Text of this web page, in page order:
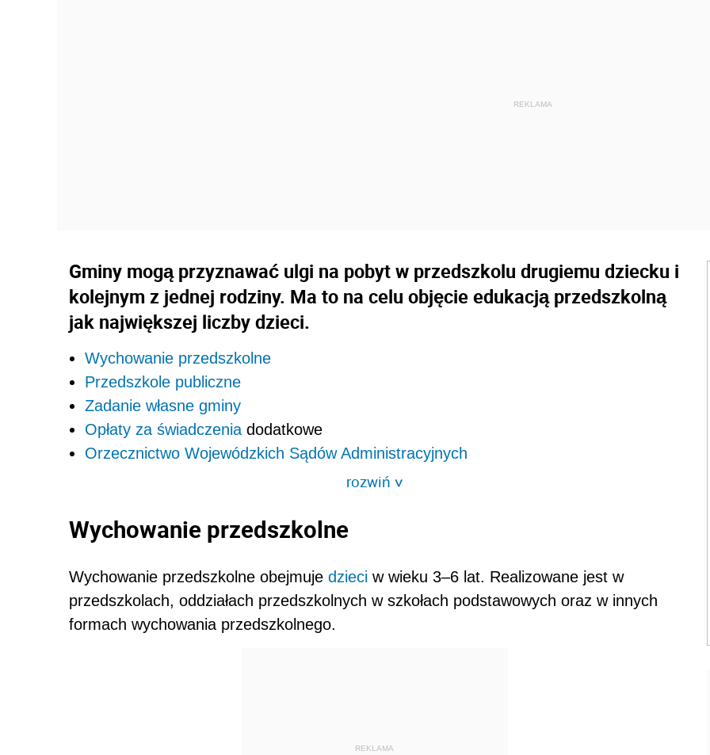
Gminy mogą przyznawać ulgi na pobyt w przedszkolu drugiemu dziecku i
kolejnym z jednej rodziny. Ma to na celu objęcie edukacją przedszkolną
jak największej liczby dzieci.
Wychowanie przedszkolne
Przedszkole publiczne
Zadanie własne gminy
Opłaty za świadczenia dodatkowe
Orzecznictwo Wojewódzkich Sądów Administracyjnych
rozwiń>
Wychowanie przedszkolne
Wychowanie przedszkolne obejmuje dzieci w wieku 3–6 lat. Realizowane jest w
przedszkolach, oddziałach przedszkolnych w szkołach podstawowych oraz w innych
formach wychowania przedszkolnego.
REKLAMA